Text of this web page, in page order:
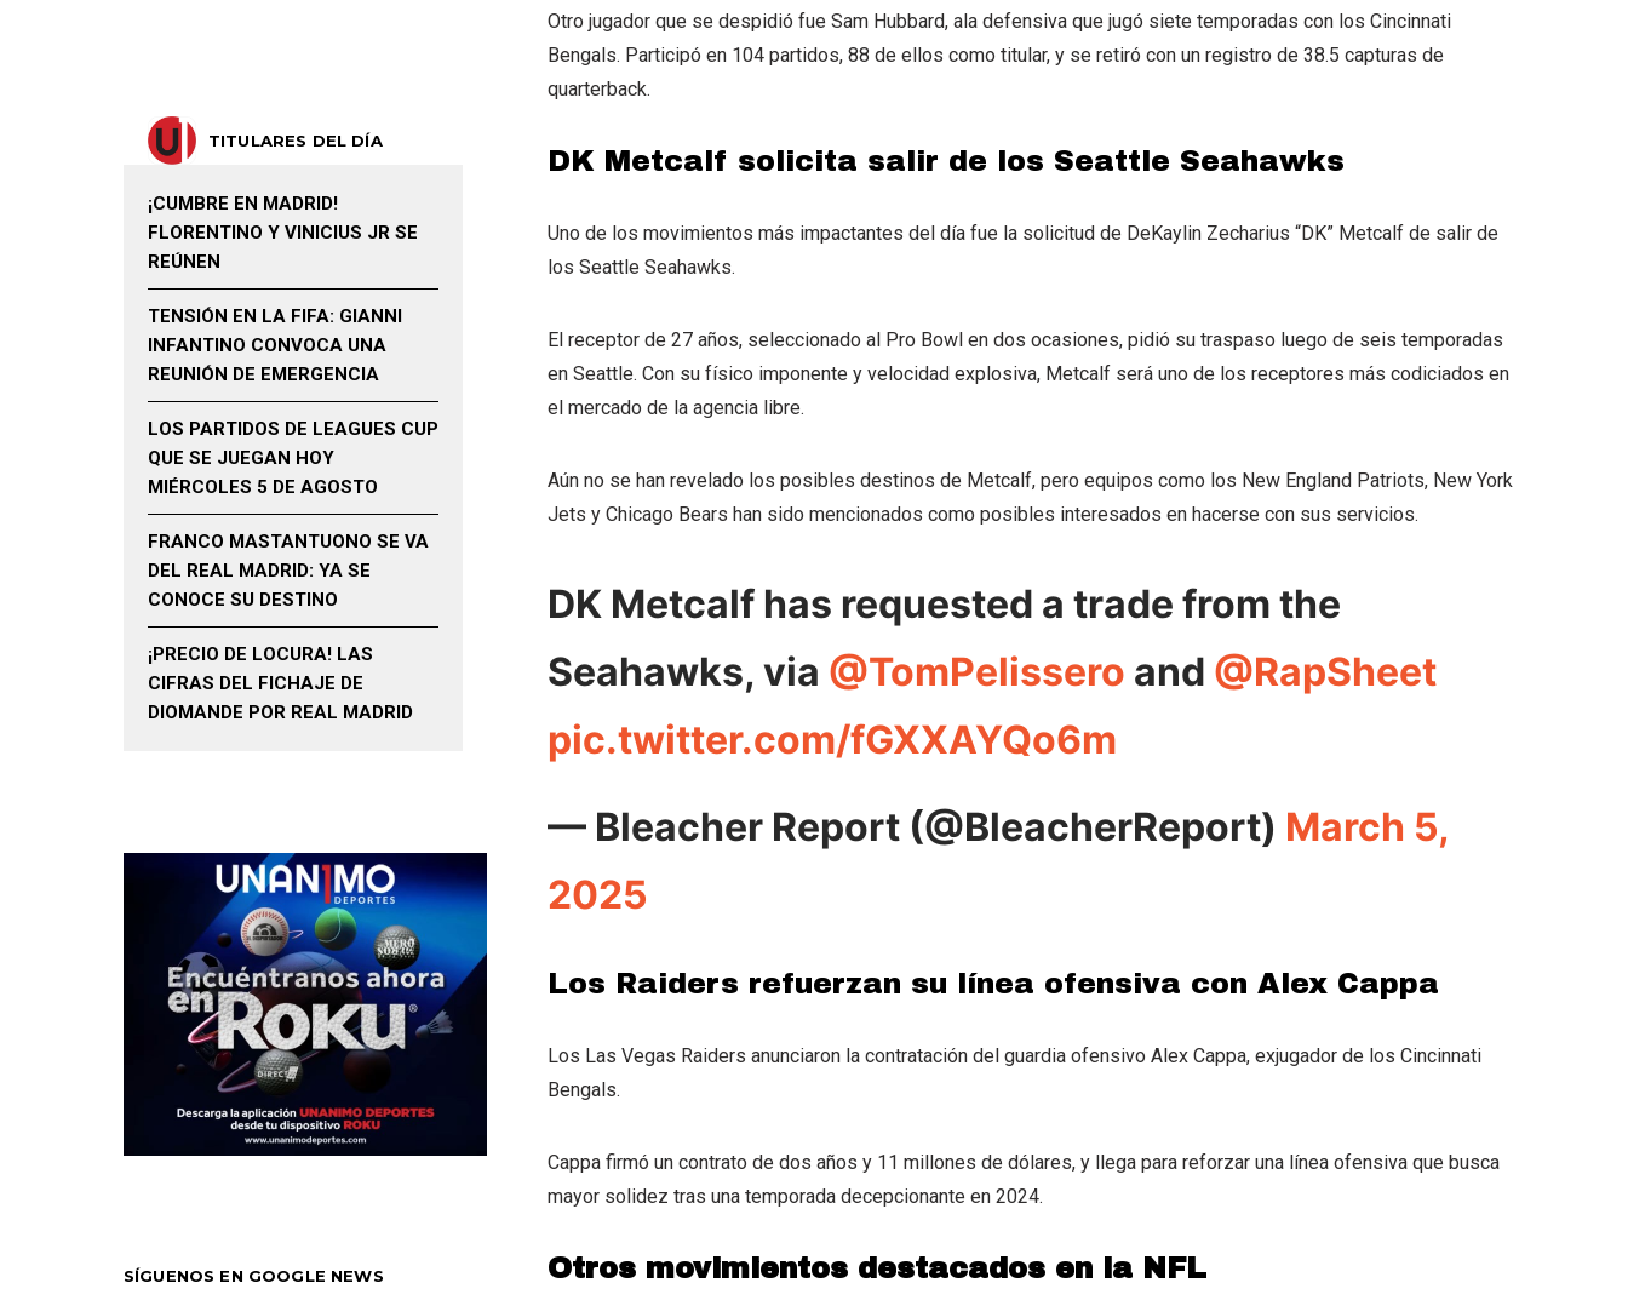
Otro jugador que se despidió fue Sam Hubbard, ala defensiva que jugó siete temporadas con los Cincinnati
Bengals. Participó en 104 partidos, 88 de ellos como titular, y se retiró con un registro de 38.5 capturas de
quarterback.
DK Metcalf solicita salir de los Seattle Seahawks
Uno de los movimientos más impactantes del día fue la solicitud de DeKaylin Zecharius “DK” Metcalf de salir de
los Seattle Seahawks.
El receptor de 27 años, seleccionado al Pro Bowl en dos ocasiones, pidió su traspaso luego de seis temporadas
en Seattle. Con su físico imponente y velocidad explosiva, Metcalf será uno de los receptores más codiciados en
el mercado de la agencia libre.
Aún no se han revelado los posibles destinos de Metcalf, pero equipos como los New England Patriots, New York
Jets y Chicago Bears han sido mencionados como posibles interesados en hacerse con sus servicios.
DK Metcalf has requested a trade from the
Seahawks, via @TomPelissero and @RapSheet
pic.twitter.com/fGXXAYQo6m
— Bleacher Report (@BleacherReport) March 5,
2025
Los Raiders refuerzan su línea ofensiva con Alex Cappa
Los Las Vegas Raiders anunciaron la contratación del guardia ofensivo Alex Cappa, exjugador de los Cincinnati
Bengals.
Cappa firmó un contrato de dos años y 11 millones de dólares, y llega para reforzar una línea ofensiva que busca
mayor solidez tras una temporada decepcionante en 2024.
Otros movimientos destacados en la NFL
TITULARES DEL DÍA
¡CUMBRE EN MADRID!
FLORENTINO Y VINICIUS JR SE
REÚNEN
TENSIÓN EN LA FIFA: GIANNI
INFANTINO CONVOCA UNA
REUNIÓN DE EMERGENCIA
LOS PARTIDOS DE LEAGUES CUP
QUE SE JUEGAN HOY
MIÉRCOLES 5 DE AGOSTO
FRANCO MASTANTUONO SE VA
DEL REAL MADRID: YA SE
CONOCE SU DESTINO
¡PRECIO DE LOCURA! LAS
CIFRAS DEL FICHAJE DE
DIOMANDE POR REAL MADRID
SÍGUENOS EN GOOGLE NEWS